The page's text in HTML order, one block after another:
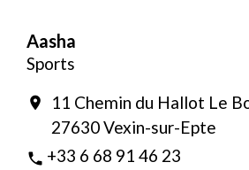
Aasha
Sports
location_on
11 Chemin du Hallot Le
27630 Vexin-sur-Epte
phone +33 6 68 91 46 23